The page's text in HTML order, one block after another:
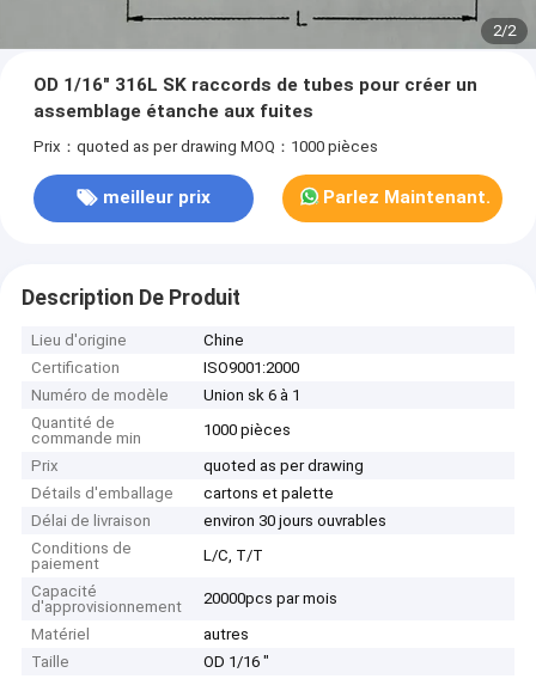
2/2
OD 1/16" 316L SK raccords de tubes pour créer un
assemblage étanche aux fuites
Prix：quoted as per drawing MOQ：1000 pièces
meilleur prix Parlez Maintenant.
Description De Produit
Lieu d'origine
Chine
Certification
ISO9001:2000
Numéro de modèle
Union sk 6 à 1
Quantité de
commande min
1000 pièces
Prix
quoted as per drawing
Détails d'emballage
cartons et palette
Délai de livraison
environ 30 jours ouvrables
Conditions de
paiement
L/C, T/T
Capacité
d'approvisionnement
20000pcs par mois
Matériel
autres
Taille
OD 1/16 "